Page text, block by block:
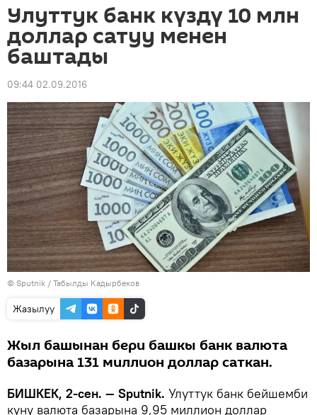
Улуттук банк күздү 10 млн
доллар сатуу менен
баштады
09:44 02.09.2016
© Sputnik / Табылды Кадырбеков
Жазылуу
Жыл башынан бери башкы банк валюта
базарына 131 миллион доллар саткан.
БИШКЕК, 2-сен. — Sputnik. Улуттук банк бейшемби
күнү валюта базарына 9,95 миллион доллар